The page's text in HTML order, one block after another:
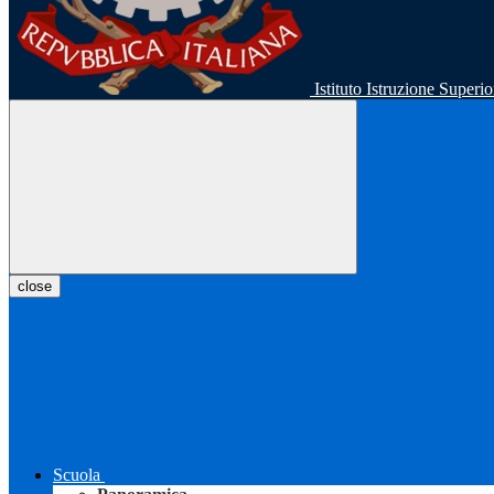
Istituto Istruzione
close
Scuola